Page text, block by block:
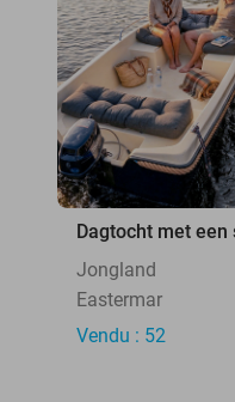
Dagtocht met
Jongland
Eastermar
Vendu : 52